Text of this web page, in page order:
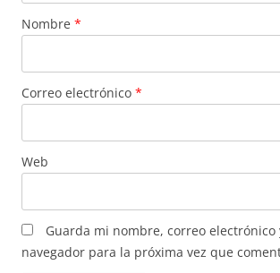
Nombre *
Correo electrónico *
Web
Guarda mi nombre, correo electrónico
navegador para la próxima vez que